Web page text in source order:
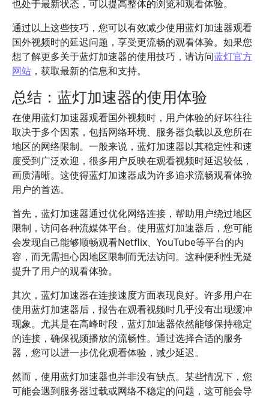
也处于最新状态，可以提高整体的浏览和观看体验。
通过以上这些技巧，您可以有效减少使用蓝灯加速器观看
国外视频时的延迟问题，享受更流畅的观看体验。如果您
想了解更多关于蓝灯加速器的使用技巧，请访问蓝灯官方
网站 ，获取最新的信息和支持。
总结：蓝灯加速器的使用体验
在使用蓝灯加速器观看国外视频时，用户体验的好坏往往
取决于多个因素，包括网络环境、服务器负载以及您所在
地区的网络限制。一般来说，蓝灯加速器以其稳定性和速
度受到广泛欢迎，很多用户反映在观看视频时延迟较低，
画质清晰。这使得蓝灯加速器成为许多追求流畅观看体验
用户的首选。
首先，蓝灯加速器通过优化网络连接，帮助用户绕过地区
限制，访问各种流媒体平台。使用蓝灯加速器后，您可能
会发现自己能够顺畅观看Netflix、YouTube等平台的内
容，而无需担心因地区限制而无法访问。这种便利性无疑
提升了用户的观看体验。
其次，蓝灯加速器在连接速度方面表现良好。许多用户在
使用蓝灯加速器后，报告在观看视频时几乎没有出现缓冲
现象。尤其是在高峰时段，蓝灯加速器依然能够保持稳定
的连接，确保视频播放的流畅性。通过选择合适的服务
器，您可以进一步优化观看体验，减少延迟。
然而，使用蓝灯加速器也并非没有缺点。某些情况下，您
可能会遇到服务器过载或网络不稳定的问题，这可能会导